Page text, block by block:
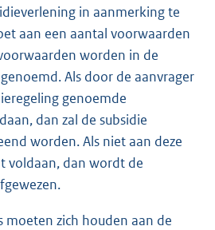
in aanmerking te
aan een aantal voorwaarden
worden in de
Als door de aanvrager
genoemde
dan zal de subsidie
worden. Als niet aan deze
voldaan, dan wordt de
moeten zich houden aan de